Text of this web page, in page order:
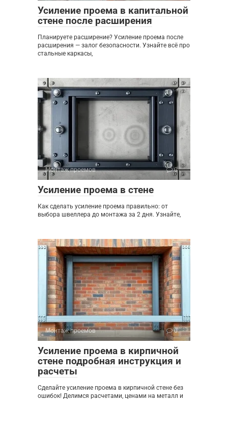
Усиление проема в капитальной
стене после расширения
Планируете расширение? Усиление проема после
расширения — залог безопасности. Узнайте всё про
стальные каркасы,
Монтаж проемов 0
Усиление проема в стене
Как сделать усиление проема правильно: от
выбора швеллера до монтажа за 2 дня. Узнайте,
Монтаж проемов 0
Усиление проема в кирпичной
стене подробная инструкция и
расчеты
Сделайте усиление проема в кирпичной стене без
ошибок! Делимся расчетами, ценами на металл и